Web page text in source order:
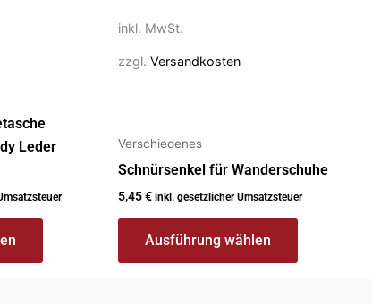
Leder
inkl. MwSt.
zzgl. Versandkosten
Verschiedenes
Schnürsenkel für Wanderschuhe
5,45€ inkl. gesetzlicher Umsatzsteuer
Ausführung wählen
Produktseite
gewählt